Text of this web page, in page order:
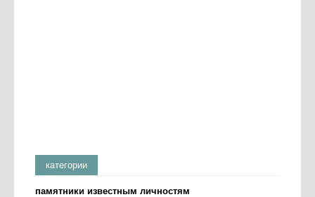
категории
памятники известным личностям